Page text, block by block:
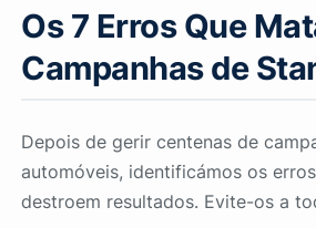
Os 7 Erros Que
Campanhas de
Depois de gerir centenas de
automóveis, identificámos os
destroem resultados. Evite-os a